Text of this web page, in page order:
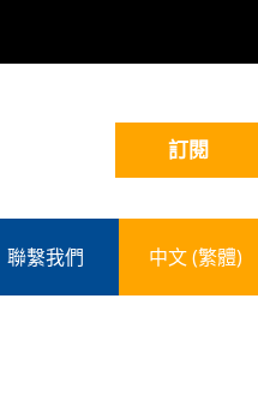
聯繫我們 中文 (繁體)